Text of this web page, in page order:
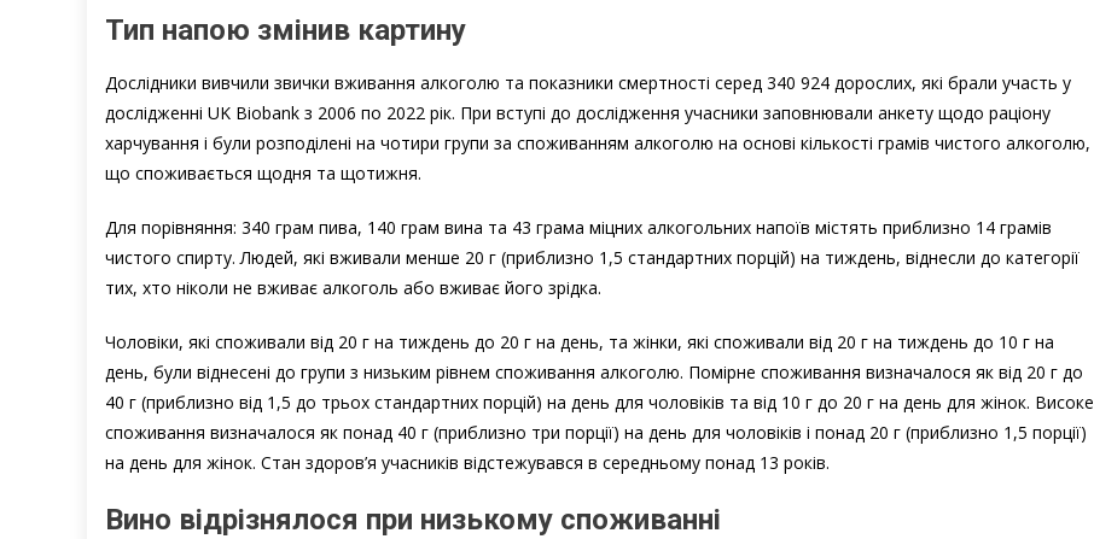
Тип напою змінив картину
Дослідники вивчили звички вживання алкоголю та показники смертності серед 340 924 дорослих, які брали участь у
дослідженні UK Biobank з 2006 по 2022 рік. При вступі до дослідження учасники заповнювали анкету щодо раціону
харчування і були розподілені на чотири групи за споживанням алкоголю на основі кількості грамів чистого алкоголю,
що споживається щодня та щотижня.
Для порівняння: 340 грам пива, 140 грам вина та 43 грама міцних алкогольних напоїв містять приблизно 14 грамів
чистого спирту. Людей, які вживали менше 20 г (приблизно 1,5 стандартних порцій) на тиждень, віднесли до категорії
тих, хто ніколи не вживає алкоголь або вживає його зрідка.
Чоловіки, які споживали від 20 г на тиждень до 20 г на день, та жінки, які споживали від 20 г на тиждень до 10 г на
день, були віднесені до групи з низьким рівнем споживання алкоголю. Помірне споживання визначалося як від 20 г до
40 г (приблизно від 1,5 до трьох стандартних порцій) на день для чоловіків та від 10 г до 20 г на день для жінок. Високе
споживання визначалося як понад 40 г (приблизно три порції) на день для чоловіків і понад 20 г (приблизно 1,5 порції)
на день для жінок. Стан здоров’я учасників відстежувався в середньому понад 13 років.
Вино відрізнялося при низькому споживанні